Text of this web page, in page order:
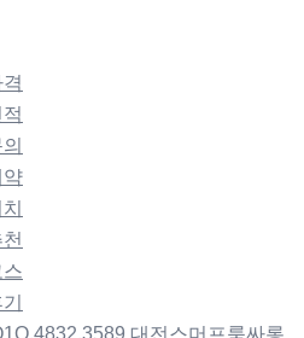
약
대전스머프룸싸롱